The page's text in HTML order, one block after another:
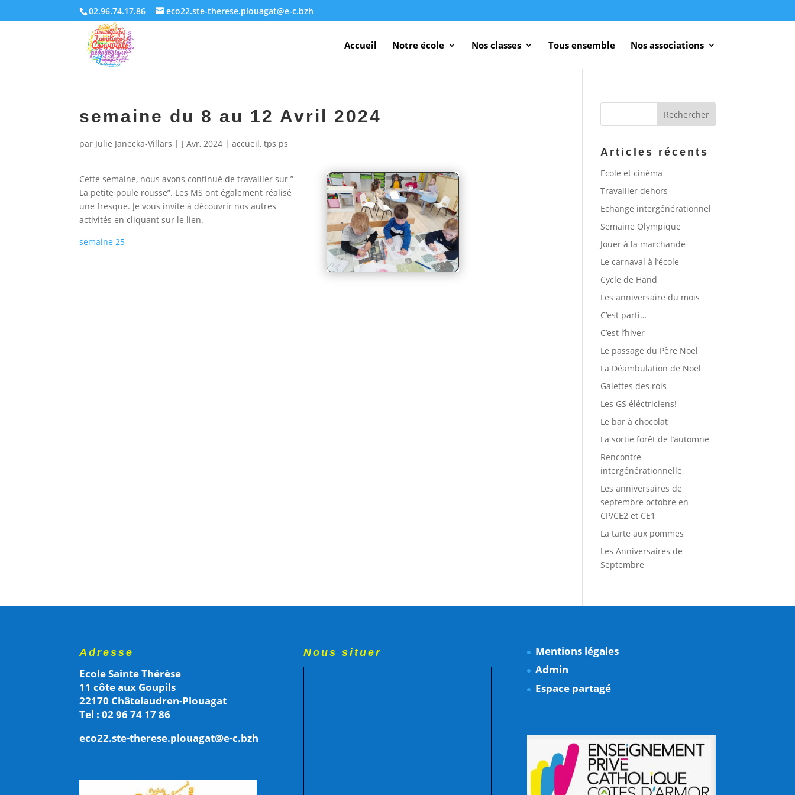
02.96.74.17.86 eco22.ste-therese.plouagat@e-c.bzh
Accueil Notre école Nos classes Tous ensemble Nos associations
semaine du 8 au 12 Avril 2024
par Julie Janecka-Villars | J Avr, 2024 |accueil,tps ps
Cette semaine, nous avons continué de travailler sur ”
La petite poule rousse”. Les MS ont également réalisé
une fresque. Je vous invite à découvrir nos autres
activités en cliquant sur le lien.
semaine 25
Articles récents
Ecole et cinéma
Travailler dehors
Echange intergénérationnel
Semaine Olympique
Jouer à la marchande
Le carnaval à l’école
Cycle de Hand
Les anniversaire du mois
C’est parti…
C’est l’hiver
Le passage du Père Noël
La Déambulation de Noël
Galettes des rois
Les GS éléctriciens!
Le bar à chocolat
La sortie forêt de l’automne
Rencontre
intergénérationnelle
Les anniversaires de
septembre octobre en
CP/CE2 et CE1
La tarte aux pommes
Les Anniversaires de
Septembre
Adresse
Ecole Sainte Thérèse
11 côte aux Goupils
22170 Châtelaudren-Plouagat
Tel : 02 96 74 17 86
eco22.ste-therese.plouagat@e-c.bzh
Nous situer
Mentions légales
Admin
Espace partagé